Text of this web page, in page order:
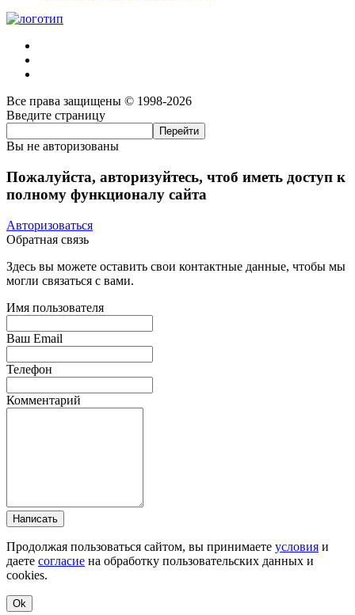
Все права защищены © 1998-2026
Введите страницу
Вы не авторизованы
Пожалуйста, авторизуйтесь, чтоб иметь доступ к
полному функционалу сайта
Авторизоваться
Обратная связь
Здесь вы можете оставить свои контактные данные, чтобы мы
могли связаться с вами.
Имя пользователя
Ваш Email
Телефон
Комментарий
Написать
Продолжая пользоваться сайтом, вы принимаете условия и
даете согласие на обработку пользовательских данных и
cookies.
Ok